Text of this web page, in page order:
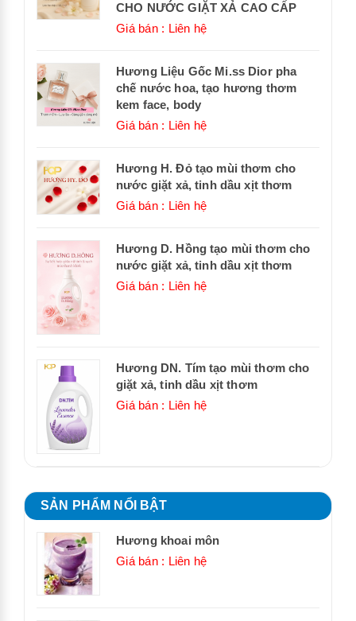
CHO NƯỚC GIẶT XẢ CAO CẤP
Giá bán : Liên hệ
Hương Liệu Gốc Mi.ss Dior pha
chế nước hoa, tạo hương thơm
kem face, body
Giá bán : Liên hệ
Hương H. Đỏ tạo mùi thơm cho
nước giặt xả, tinh dầu xịt thơm
Giá bán : Liên hệ
Hương D. Hồng tạo mùi thơm cho
nước giặt xả, tinh dầu xịt thơm
Giá bán : Liên hệ
Hương DN. Tím tạo mùi thơm cho
giặt xả, tinh dầu xịt thơm
Giá bán : Liên hệ
SẢN PHẨM NỔI BẬT
Hương khoai môn
Giá bán : Liên hệ